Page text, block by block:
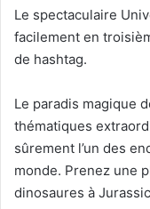
Le spectaculaire
facilement en
de hashtag.
Le paradis magique
thématiques
sûrement l’un des
monde. Prenez une
dinosaures à